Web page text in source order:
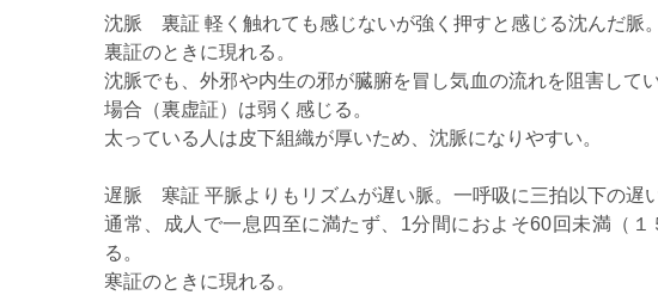
沈脈 裏証 軽く触れても感じないが強く押すと感じる沈んだ脈。
裏証のときに現れる。
沈脈でも、外邪や内生の邪が臓腑を冒し気血の流れを阻害して
場合（裏虚証）は弱く感じる。
太っている人は皮下組織が厚いため、沈脈になりやすい。
遅脈 寒証 平脈よりもリズムが遅い脈。一呼吸に三拍以下の遅
通常、成人で一息四至に満たず、1分間におよそ60回未満（
る。
寒証のときに現れる。